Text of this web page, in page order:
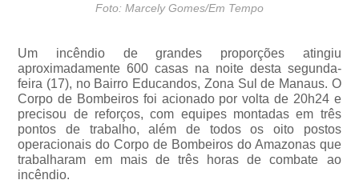
Foto: Marcely Gomes/Em Tempo
Um incêndio de grandes proporções atingiu
aproximadamente 600 casas na noite desta segunda-
feira (17), no Bairro Educandos, Zona Sul de Manaus. O
Corpo de Bombeiros foi acionado por volta de 20h24 e
precisou de reforços, com equipes montadas em três
pontos de trabalho, além de todos os oito postos
operacionais do Corpo de Bombeiros do Amazonas que
trabalharam em mais de três horas de combate ao
incêndio.